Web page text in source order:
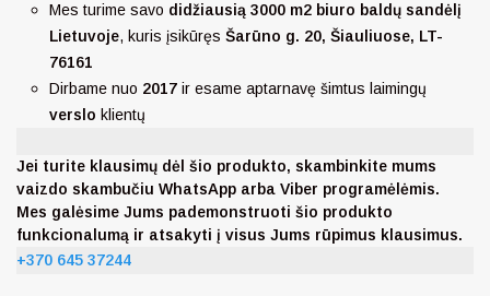
Mes turime savo didžiausią 3000 m2 biuro baldų sandėlį
Lietuvoje, kuris įsikūręs Šarūno g. 20, Šiauliuose, LT-
76161
Dirbame nuo 2017 ir esame aptarnavę šimtus laimingų
verslo klientų
Jei turite klausimų dėl šio produkto, skambinkite mums
vaizdo skambučiu WhatsApp arba Viber programėlėmis.
Mes galėsime Jums pademonstruoti šio produkto
funkcionalumą ir atsakyti į visus Jums rūpimus klausimus.
+370 645 37244